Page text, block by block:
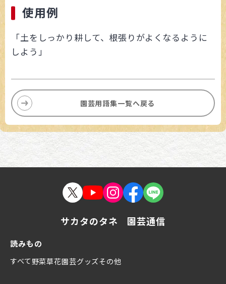
使用例
「土をしっかり耕して、根張りがよくなるように
しよう」
園芸用語集一覧へ戻る
サカタのタネ 園芸通信
読みもの
すべて野菜草花園芸グッズその他